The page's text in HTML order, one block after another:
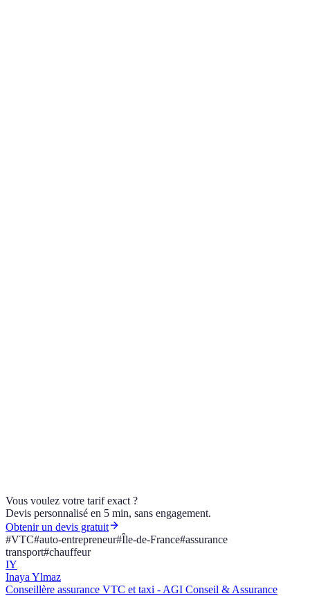
Vous voulez votre tarif exact ?
Devis personnalisé en 5 min, sans engagement.
Obtenir un devis gratuit
#VTC#auto-entrepreneur#Île-de-France#assurance
transport#chauffeur
IY
Inaya Ylmaz
Conseillère assurance VTC et taxi - AGI Conseil & Assurance